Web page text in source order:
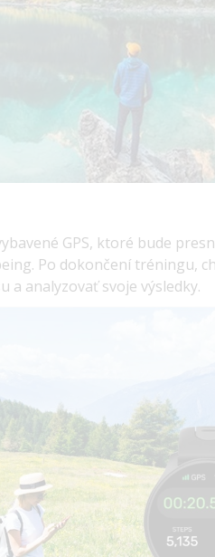
GPS, ktoré bude
Po dokončení tréningu,
analyzovať svoje výsledky.